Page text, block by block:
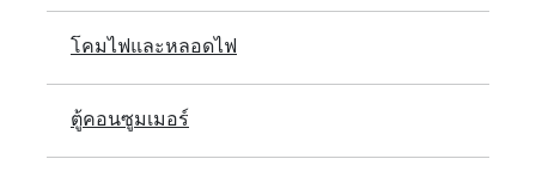
โคมไฟและหลอดไฟ
ตู้คอนซูมเมอร์